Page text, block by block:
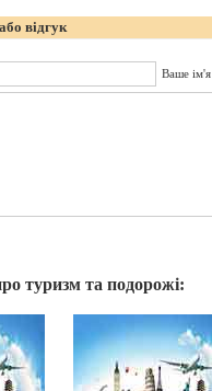
відгук
Ваше ім'я
туризм та подорожі: